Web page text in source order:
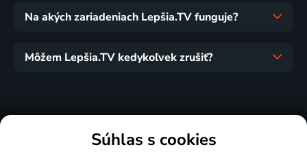
Na akých zariadeniach Lepšia.TV funguje?
Môžem Lepšia.TV kedykoľvek zrušiť?
Skúsiť za 1 €
Súhlas s cookies